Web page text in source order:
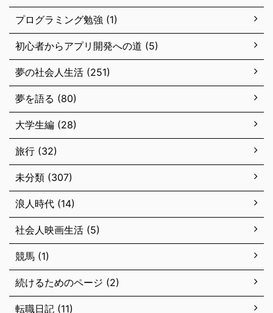
プログラミング勉強 (1)
初心者からアプリ開発への道 (5)
夢の社会人生活 (251)
夢を語る (80)
大学生編 (28)
旅行 (32)
未分類 (307)
浪人時代 (14)
社会人映画生活 (5)
競馬 (1)
続けるためのページ (2)
転職日記 (11)